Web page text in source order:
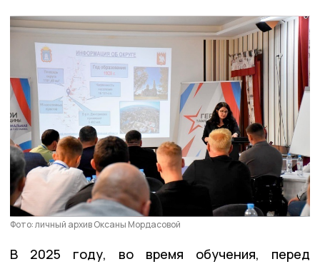
Фото: личный архив Оксаны Мордасовой
В 2025 году, во время обучения, перед